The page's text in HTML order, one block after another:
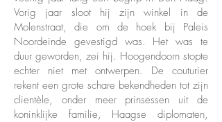
Vorig jaar sloot hij zijn winkel in de
Molenstraat, die om de hoek bij Paleis
Noordeinde gevestigd was. Het was te
duur geworden, zei hij. Hoogendoorn stopte
echter niet met ontwerpen. De couturier
rekent een grote schare bekendheden tot zijn
clientèle, onder meer prinsessen uit de
koninklijke familie, Haagse diplomaten,